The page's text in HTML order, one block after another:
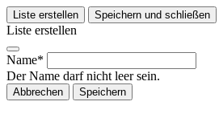
Liste erstellen Speichern und schließen
Liste erstellen
Name*
Der Name darf nicht leer sein.
Abbrechen Speichern